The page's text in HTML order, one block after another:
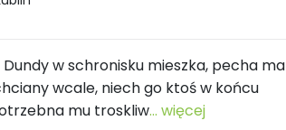
Dundy w schronisku mieszka, pecha ma
wcale, niech go ktoś w końcu
mu troskliw... więcej